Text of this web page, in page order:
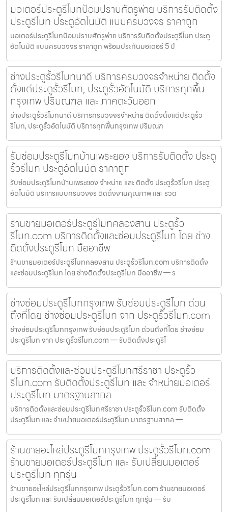
มอเตอร์ประตูรีโมทป้อมปราบศัตรูพ่าย บริการรับติดตั้ง
ประตูรีโมท ประตูอัตโนมัติ แบบครบวงจร ราคาถูก
มอเตอร์ประตูรีโมทป้อมปราบศัตรูพ่าย บริการรับติดตั้งประตูรีโมท ประตู
อัตโนมัติ แบบครบวงจร ราคาถูก พร้อมประกันมอเตอร์ 5 ปี
ช่างประตูรั้วรีโมทนาดี บริการครบวงจรจำหน่าย ติดตั้ง
ตั้งแต่ประตูรั้วรีโมท, ประตูรั้วอัตโนมัติ บริการทุกพื้น
กรุงเทพ ปริมณฑล และ ภาคตะวันออก
ช่างประตูรั้วรีโมทนาดี บริการครบวงจรจำหน่าย ติดตั้งตั้งแต่ประตูรั้ว
รีโมท, ประตูรั้วอัตโนมัติ บริการทุกพื้นกรุงเทพ ปริมณฑ
รับซ่อมประตูรีโมทบ้านเพระยอง บริการรับติดตั้ง ประตู
รั้วรีโมท ประตูอัตโนมัติ ราคาถูก
รับซ่อมประตูรีโมทบ้านเพระยอง จำหน่าย และ ติดตั้ง ประตูรั้วรีโมท ประตู
อัตโนมัติ บริการแบบครบวงจร ติดตั้งงานคุณภาพ และ รวด
ร้านขายมอเตอร์ประตูรีโมทคลองสาน ประตูรั้ว
รีโมท.com บริการติดตั้งและซ่อมประตูรีโมท โดย ช่าง
ติดตั้งประตูรีโมท มืออาชีพ
ร้านขายมอเตอร์ประตูรีโมทคลองสาน ประตูรั้วรีโมท.com บริการติดตั้ง
และซ่อมประตูรีโมท โดย ช่างติดตั้งประตูรีโมท มืออาชีพ — ร
ช่างซ่อมประตูรีโมทกรุงเทพ รับซ่อมประตูรีโมท ด่วน
ถึงที่โดย ช่างซ่อมประตูรีโมท จาก ประตูรั้วรีโมท.com
ช่างซ่อมประตูรีโมทกรุงเทพ รับซ่อมประตูรีโมท ด่วนถึงที่โดย ช่างซ่อม
ประตูรีโมท จาก ประตูรั้วรีโมท.com — รับติดตั้งประตูรีโ
บริการติดตั้งและซ่อมประตูรีโมทศรีราชา ประตูรั้ว
รีโมท.com รับติดตั้งประตูรีโมท และ จำหน่ายมอเตอร์
ประตูรีโมท มาตรฐานสากล
บริการติดตั้งและซ่อมประตูรีโมทศรีราชา ประตูรั้วรีโมท.com รับติดตั้ง
ประตูรีโมท และ จำหน่ายมอเตอร์ประตูรีโมท มาตรฐานสากล —
ร้านขายอะไหล่ประตูรีโมทกรุงเทพ ประตูรั้วรีโมท.com
ร้านขายมอเตอร์ประตูรีโมท และ รับเปลี่ยนมอเตอร์
ประตูรีโมท ทุกรุ่น
ร้านขายอะไหล่ประตูรีโมทกรุงเทพ ประตูรั้วรีโมท.com ร้านขายมอเตอร์
ประตูรีโมท และ รับเปลี่ยนมอเตอร์ประตูรีโมท ทุกรุ่น — รับ